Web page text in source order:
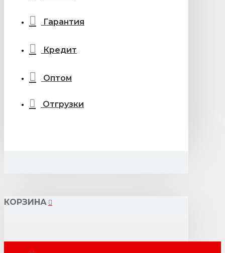
Гарантия
Кредит
Оптом
Отгрузки
КОРЗИНА